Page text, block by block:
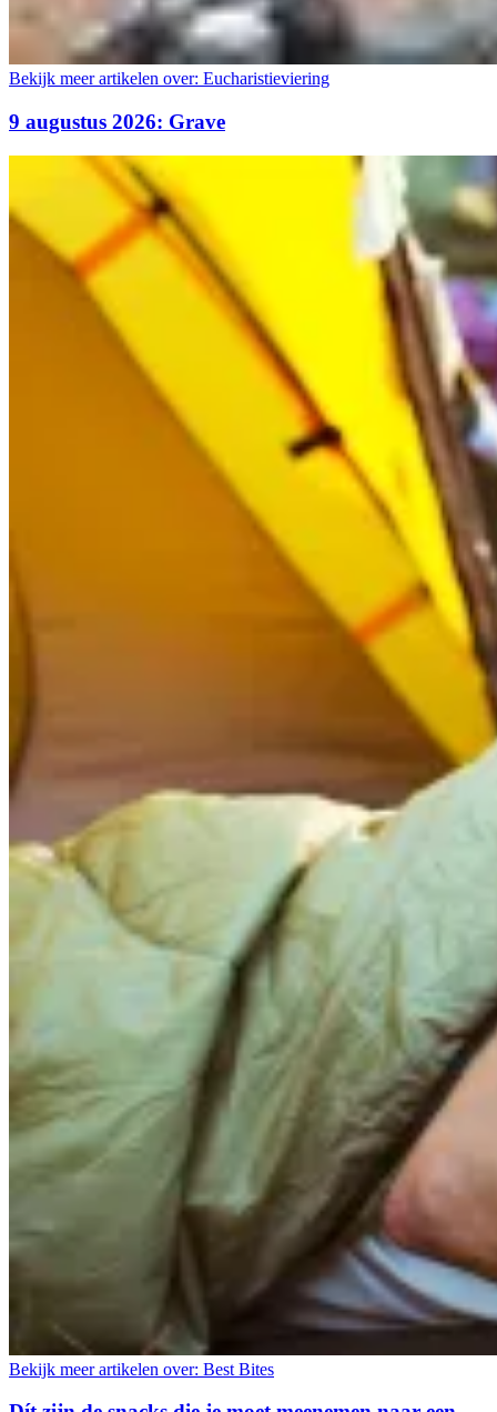
Bekijk meer artikelen over: Eucharistieviering
9 augustus 2026: Grave
Bekijk meer artikelen over: Best Bites